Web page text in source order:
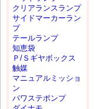
クリアランスランプ
サイドマーカーラン
プ
テールランプ
知恵袋
Ｐ/Ｓギヤボックス
触媒
マニュアルミッショ
ン
パワステポンプ